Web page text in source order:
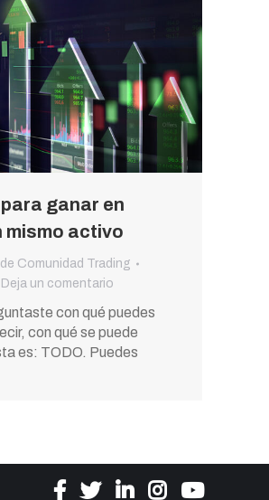
ganar en
mismo activo
Comunidad Trading
Deja un comentario
con qué puedes
con qué se puede
es: TODO. Puedes